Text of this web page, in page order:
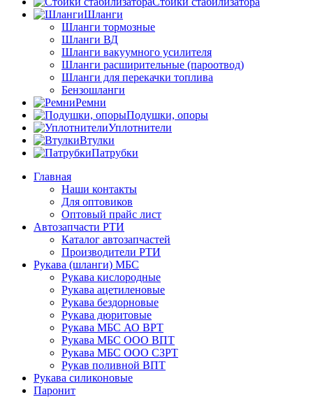
Шланги
Шланги тормозные
Шланги ВД
Шланги вакуумного усилителя
Шланги расширительные (пароотвод)
Шланги для перекачки топлива
Бензошланги
Ремни
Подушки, опоры
Уплотнители
Втулки
Патрубки
Главная
Наши контакты
Для оптовиков
Оптовый прайс лист
Автозапчасти РТИ
Каталог автозапчастей
Производители РТИ
Рукава (шланги) МБС
Рукава кислородные
Рукава ацетиленовые
Рукава бездорновые
Рукава дюритовые
Рукава МБС АО ВРТ
Рукава МБС ООО ВПТ
Рукава МБС ООО СЗРТ
Рукав поливной ВПТ
Рукава силиконовые
Паронит